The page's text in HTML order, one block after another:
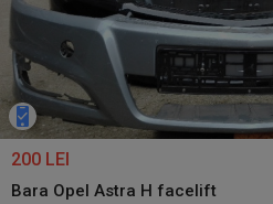
200 LEI
Bara Opel Astra H facelift